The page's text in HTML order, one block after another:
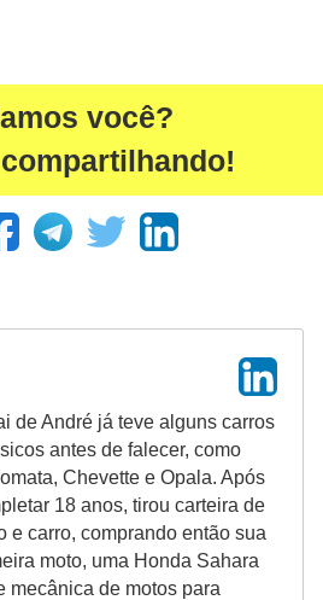
você?
de André já teve alguns carros
antes de falecer, como
Chevette e Opala. Após
18 anos, tirou carteira de
e carro, comprando então sua
moto, uma Honda Sahara
mecânica de motos para